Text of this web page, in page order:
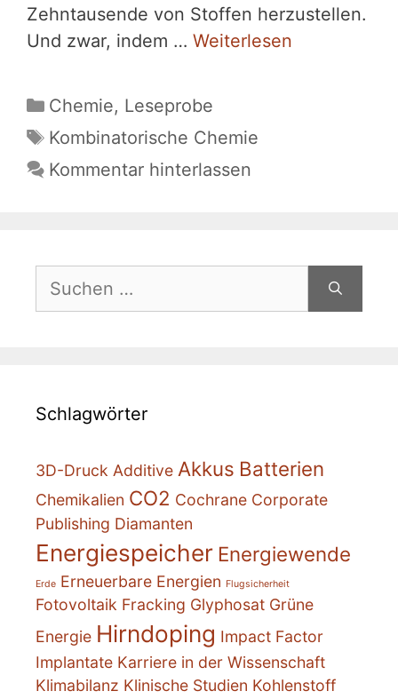
Zehntausende von Stoffen herzustellen.
Und zwar, indem … Weiterlesen
Kategorien
Chemie, Leseprobe
Schlagwörter
Kombinatorische Chemie
Kommentar hinterlassen
nach:
Schlagwörter
3D-Druck Additive Akkus Batterien
Chemikalien CO2 Cochrane Corporate
Publishing Diamanten
Energiespeicher Energiewende
Erde Erneuerbare Energien Flugsicherheit
Fotovoltaik Fracking Glyphosat Grüne
Energie Hirndoping Impact Factor
Implantate Karriere in der Wissenschaft
Klimabilanz Klinische Studien Kohlenstoff